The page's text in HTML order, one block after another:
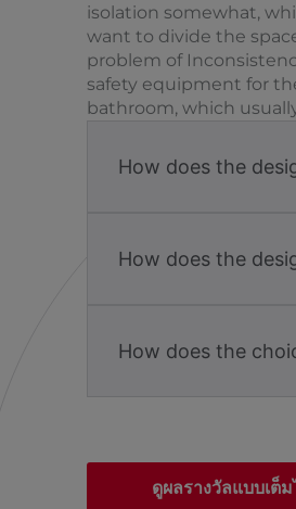
isolation somewhat,
want to divide the
problem of
safety equipment for
bathroom, which
How does the
How does the
How does the
ดูผลรางวัลแบบเต็